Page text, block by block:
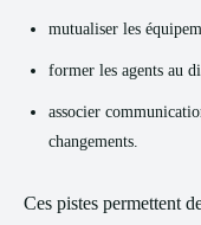
mutualiser les
former les agents au
associer
changements.
Ces pistes permettent